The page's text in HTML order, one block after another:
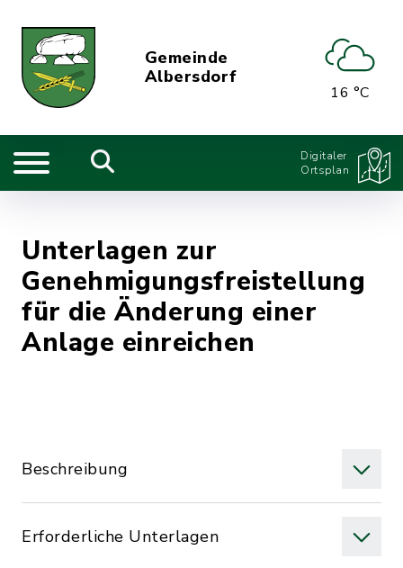
Gemeinde
Albersdorf
16 °C
Digitaler
Ortsplan
Unterlagen zur
Genehmigungsfreistellung
für die Änderung einer
Anlage einreichen
Beschreibung
Erforderliche Unterlagen